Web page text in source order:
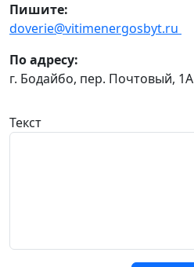
Пишите:
doverie@vitimenergosbyt.ru
По адресу:
г. Бодайбо, пер. Почтовый, 1А
Текст